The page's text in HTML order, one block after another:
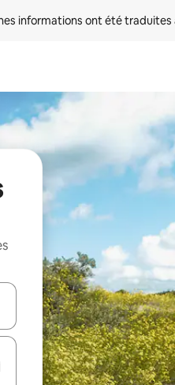
informations ont été
le haut et vers le bas pour